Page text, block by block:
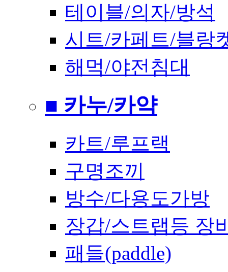
테이블/의자/방석
시트/카페트/블랑
해먹/야전침대
■ 카누/카약
카트/루프랙
구명조끼
방수/다용도가방
장갑/스트랩등 장
패들(paddle)